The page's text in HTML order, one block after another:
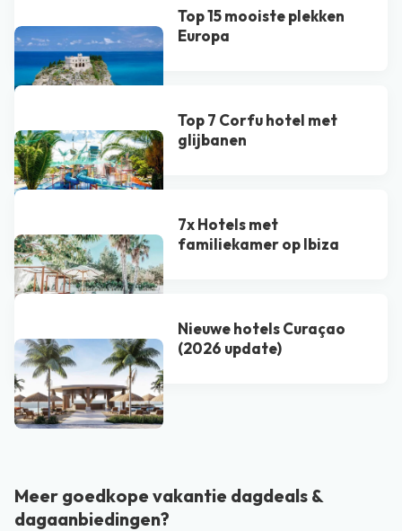
Top 15 mooiste plekken
Europa
Top 7 Corfu hotel met
glijbanen
7x Hotels met
familiekamer op Ibiza
Nieuwe hotels Curaçao
(2026 update)
Bekijk alle blogs
Meer goedkope vakantie dagdeals &
dagaanbiedingen?